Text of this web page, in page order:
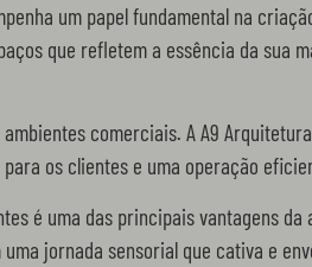
um papel fundamental na
que refletem a essência da sua
comerciais. A A9
os clientes e uma operação
é uma das principais vantagens
jornada sensorial que cativa e